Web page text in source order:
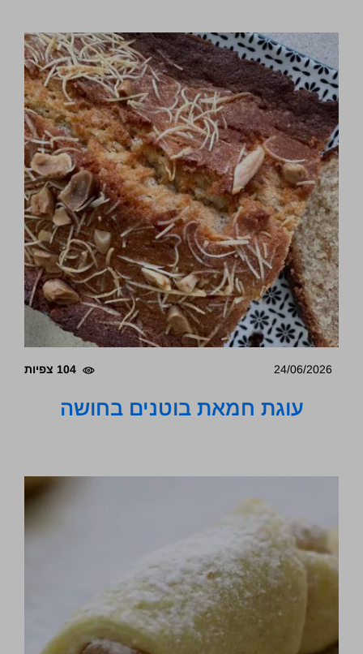
24/06/2026 104 צפיות
עוגת חמאת בוטנים בחושה